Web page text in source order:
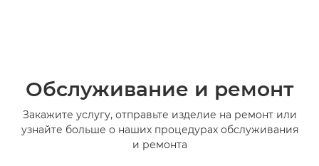
Обслуживание и ремонт
Закажите услугу, отправьте изделие на ремонт или
узнайте больше о наших процедурах обслуживания
и ремонта